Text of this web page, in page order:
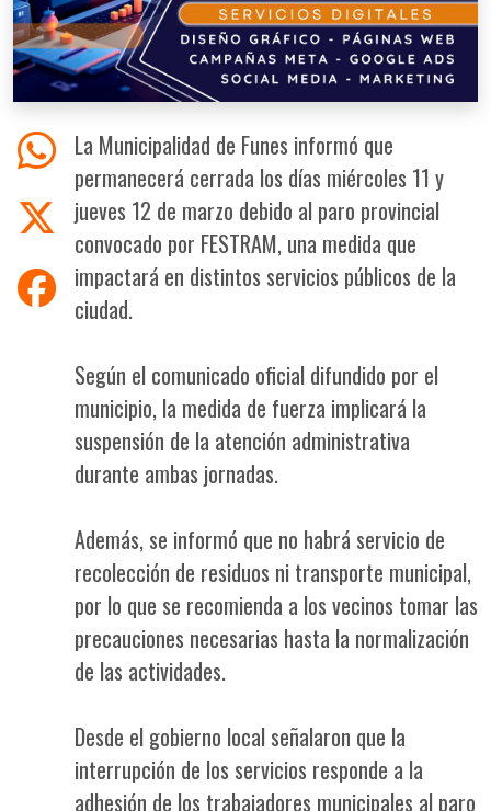
La Municipalidad de Funes informó que
permanecerá cerrada los días miércoles 11 y
jueves 12 de marzo debido al paro provincial
convocado por FESTRAM, una medida que
impactará en distintos servicios públicos de la
ciudad.
Según el comunicado oficial difundido por el
municipio, la medida de fuerza implicará la
suspensión de la atención administrativa
durante ambas jornadas.
Además, se informó que no habrá servicio de
recolección de residuos ni transporte municipal,
por lo que se recomienda a los vecinos tomar las
precauciones necesarias hasta la normalización
de las actividades.
Desde el gobierno local señalaron que la
interrupción de los servicios responde a la
adhesión de los trabajadores municipales al paro